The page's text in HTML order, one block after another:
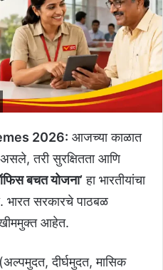
2026: आजच्या काळात
तरी सुरक्षितता आणि
बचत योजना’हा भारतीयांचा
भारत सरकारचे पाठबळ
आहेत.
दीर्घमुदत, मासिक